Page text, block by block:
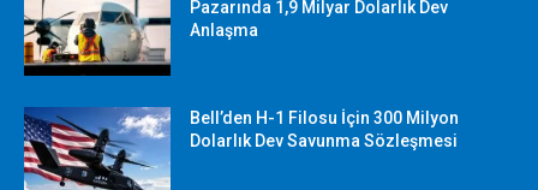
Pazarında 1,9 Milyar Dolarlık Dev
Anlaşma
Bell’den H-1 Filosu İçin 300 Milyon
Dolarlık Dev Savunma Sözleşmesi